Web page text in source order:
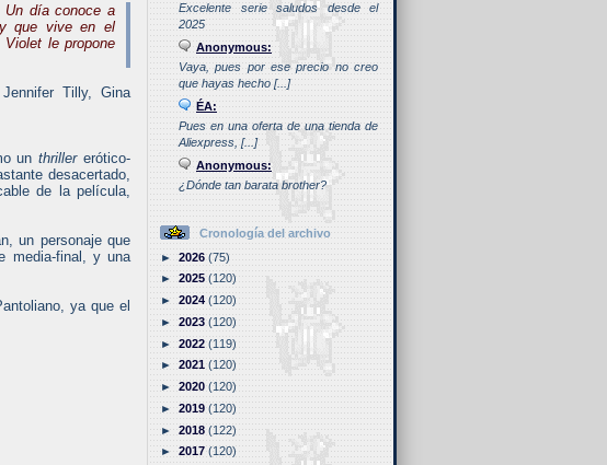
Un día conoce a
que vive en el
le propone
Tilly, Gina
unthrillererótico-
desacertado,
de la película,
un personaje que
media-final, y una
ya que el
Excelente serie saludos desde el
2025
Anonymous:
Vaya, pues por ese precio no creo
que hayas hecho [...]
ÉA:
Pues en una oferta de una tienda de
Aliexpress, [...]
Anonymous:
¿Dónde tan barata brother?
Cronología del archivo
►2026(75)
►2025(120)
►2024(120)
►2023(120)
►2022(119)
►2021(120)
►2020(120)
►2019(120)
►2018(122)
►2017(120)